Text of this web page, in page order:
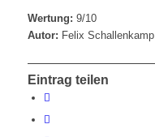
Wertung: 9/10
Autor: Felix Schallenkamp
Eintrag teilen